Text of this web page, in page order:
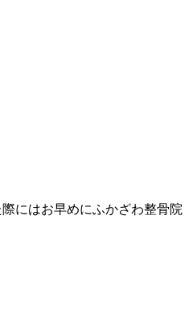
にはお早めにふかざわ整骨院